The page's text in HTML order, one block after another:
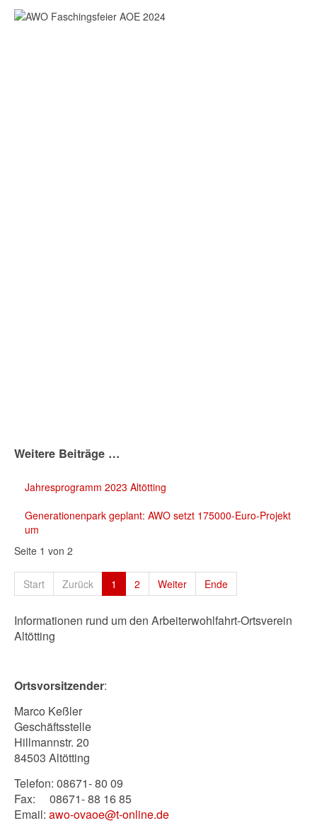
Weitere Beiträge …
Jahresprogramm 2023 Altötting
Generationenpark geplant: AWO setzt 175000-Euro-Projekt
um
Seite 1 von 2
Start Zurück 1 2 Weiter Ende
Informationen rund um den Arbeiterwohlfahrt-Ortsverein
Altötting
Ortsvorsitzender:
Marco Keßler
Geschäftsstelle
Hillmannstr. 20
84503 Altötting
Telefon: 08671- 80 09
Fax: 08671- 88 16 85
Email: awo-ovaoe@t-online.de